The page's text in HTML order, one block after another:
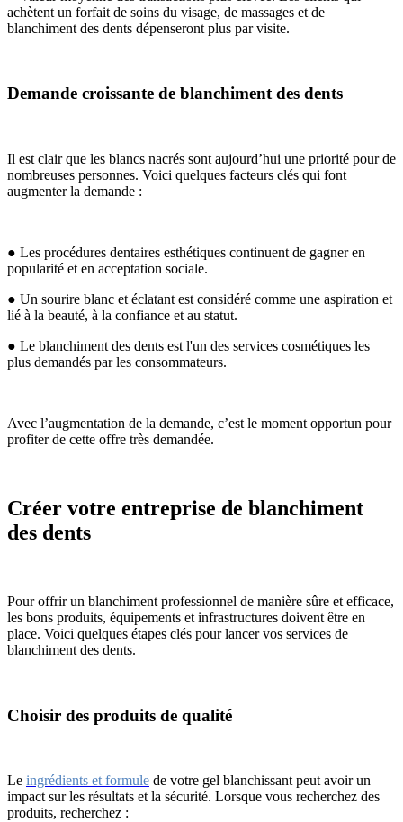
achètent un forfait de soins du visage, de massages et de
blanchiment des dents dépenseront plus par visite.
Demande croissante de blanchiment des dents
Il est clair que les blancs nacrés sont aujourd’hui une priorité pour de
nombreuses personnes. Voici quelques facteurs clés qui font
augmenter la demande :
● Les procédures dentaires esthétiques continuent de gagner en
popularité et en acceptation sociale.
● Un sourire blanc et éclatant est considéré comme une aspiration et
lié à la beauté, à la confiance et au statut.
● Le blanchiment des dents est l'un des services cosmétiques les
plus demandés par les consommateurs.
Avec l’augmentation de la demande, c’est le moment opportun pour
profiter de cette offre très demandée.
Créer votre entreprise de blanchiment
des dents
Pour offrir un blanchiment professionnel de manière sûre et efficace,
les bons produits, équipements et infrastructures doivent être en
place. Voici quelques étapes clés pour lancer vos services de
blanchiment des dents.
Choisir des produits de qualité
Le ingrédients et formule de votre gel blanchissant peut avoir un
impact sur les résultats et la sécurité. Lorsque vous recherchez des
produits, recherchez :